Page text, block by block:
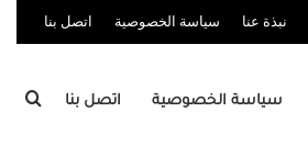
نبذة عنا سياسة الخصوصية اتصل بنا
سياسة الخصوصية اتصل بنا